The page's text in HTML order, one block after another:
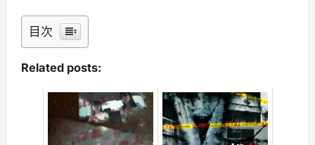
目次
Related posts: